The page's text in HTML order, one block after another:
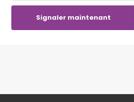
Signaler maintenant